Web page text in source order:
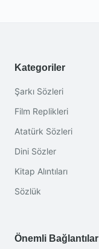
Kategoriler
Şarkı Sözleri
Film Replikleri
Atatürk Sözleri
Dini Sözler
Kitap Alıntıları
Sözlük
Önemli Bağlantılar